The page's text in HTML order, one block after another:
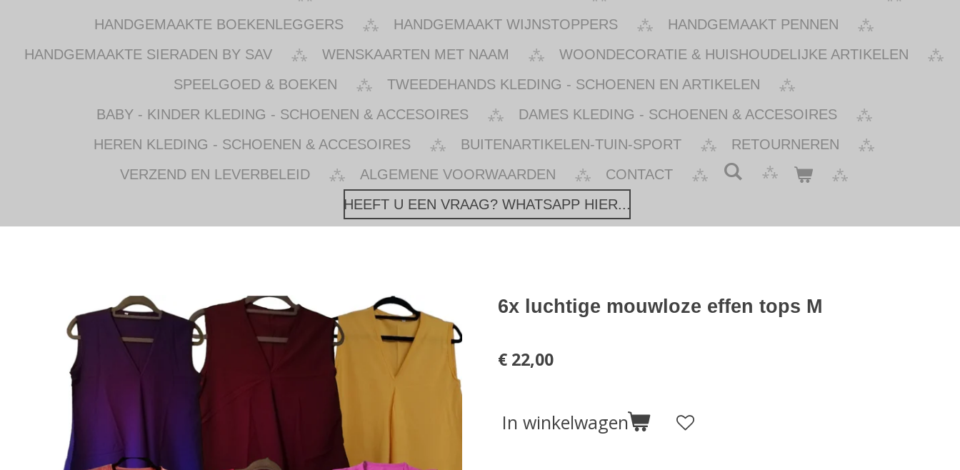
HANDGEMAAKTE BOEKENLEGGERS
HANDGEMAAKT WIJNSTOPPERS
HANDGEMAAKT PENNEN
HANDGEMAAKTE SIERADEN BY SAV
WENSKAARTEN MET NAAM
WOONDECORATIE & HUISHOUDELIJKE ARTIKELEN
SPEELGOED & BOEKEN
TWEEDEHANDS KLEDING - SCHOENEN EN ARTIKELEN
BABY - KINDER KLEDING - SCHOENEN & ACCESOIRES
DAMES KLEDING - SCHOENEN & ACCESOIRES
HEREN KLEDING - SCHOENEN & ACCESOIRES
BUITENARTIKELEN-TUIN-SPORT
RETOURNEREN
VERZEND EN LEVERBELEID
ALGEMENE VOORWAARDEN
CONTACT
HEEFT U EEN VRAAG? WHATSAPP HIER...
6x luchtige mouwloze effen tops M
€ 22,00
In winkelwagen